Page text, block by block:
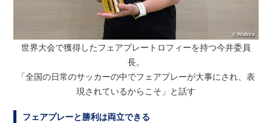
世界大会で獲得したフェアプレートロフィーを持つ今井委員
長。
「全国の日常のサッカーの中でフェアプレーが大事にされ、表
現されているからこそ」と話す
フェアプレーと勝利は両立できる